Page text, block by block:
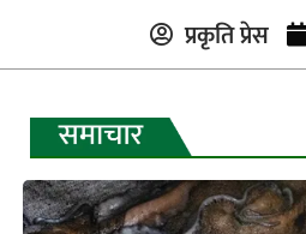
प्रकृति प्रेस